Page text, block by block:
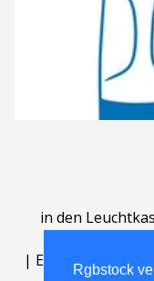
Rgbstock
in den
| English | Deutsch